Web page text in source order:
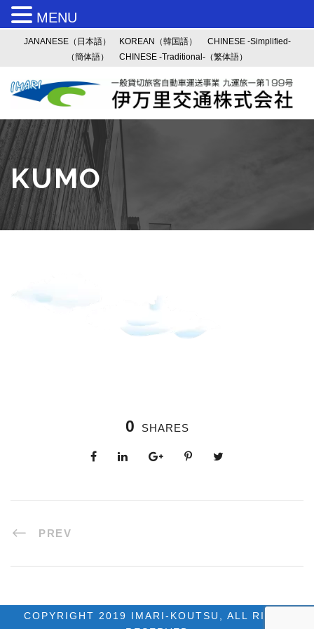
JANANESE（日本語） KOREAN（韓国語）
CHINESE -Simplified-
（簡体語）
CHINESE -Traditional-（繁体語）
KUMO
0 SHARES
PREV
COPYRIGHT 2019 IMARI-KOUTSU, ALL RIGHT
MENU